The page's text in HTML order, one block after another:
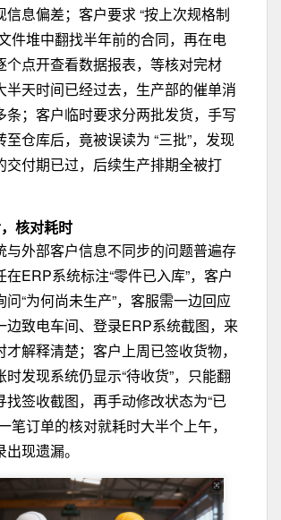
信息偏差；客户要求 “按上次规格制
件堆中翻找半年前的合同，再在电
个点开查看数据报表，等核对完材
半天时间已经过去，生产部的催单消
条；客户临时要求分两批发货，手写
至仓库后，竟被误读为 “三批”，发现
交付期已过，后续生产排期全被打
核对耗时
与外部客户信息不同步的问题普遍存
ERP系统标注“零件已入库”，客户
问“为何尚未生产”，客服需一边回应
边致电车间、登录ERP系统截图，来
才解释清楚；客户上周已签收货物，
时发现系统仍显示“待收货”，只能翻
找签收截图，再手动修改状态为“已
笔订单的核对就耗时大半个上午，
现遗漏。